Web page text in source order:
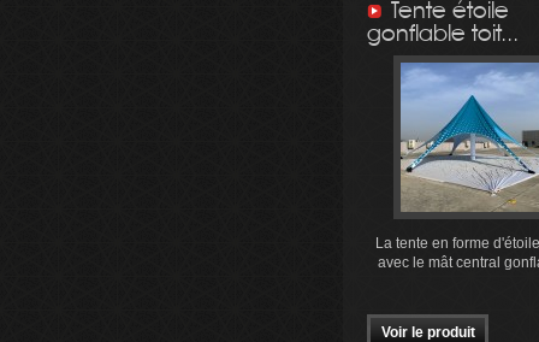
Tente étoile
gonflable toit...
La tente en forme
avec le mât central
Voir le produit